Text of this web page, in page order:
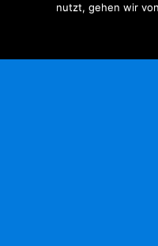
nutzt, gehen wir